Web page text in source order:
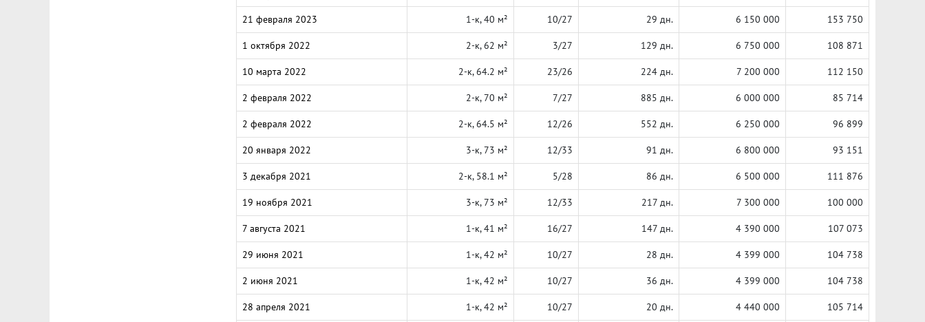
21 февраля 2023 1-к, 40 м² 10/27 29 дн. 6 150 000 153 750
1 октября 2022 2-к, 62 м² 3/27 129 дн. 6 750 000 108 871
10 марта 2022 2-к, 64.2 м² 23/26 224 дн. 7 200 000 112 150
2 февраля 2022 2-к, 70 м² 7/27 885 дн. 6 000 000 85 714
2 февраля 2022 2-к, 64.5 м² 12/26 552 дн. 6 250 000 96 899
20 января 2022 3-к, 73 м² 12/33 91 дн. 6 800 000 93 151
3 декабря 2021 2-к, 58.1 м² 5/28 86 дн. 6 500 000 111 876
19 ноября 2021 3-к, 73 м² 12/33 217 дн. 7 300 000 100 000
7 августа 2021 1-к, 41 м² 16/27 147 дн. 4 390 000 107 073
29 июня 2021 1-к, 42 м² 10/27 28 дн. 4 399 000 104 738
2 июня 2021 1-к, 42 м² 10/27 36 дн. 4 399 000 104 738
28 апреля 2021 1-к, 42 м² 10/27 20 дн. 4 440 000 105 714